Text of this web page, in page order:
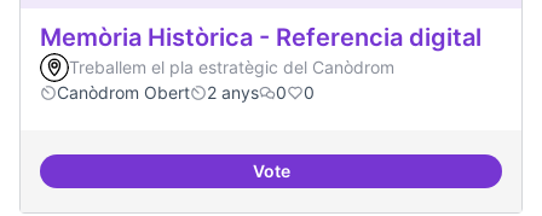
Memòria Històrica - Referencia digital
Treballem el pla estratègic del Canòdrom
Canòdrom Obert
2 anys 0 0
VoteMemòria Històrica - Referencia